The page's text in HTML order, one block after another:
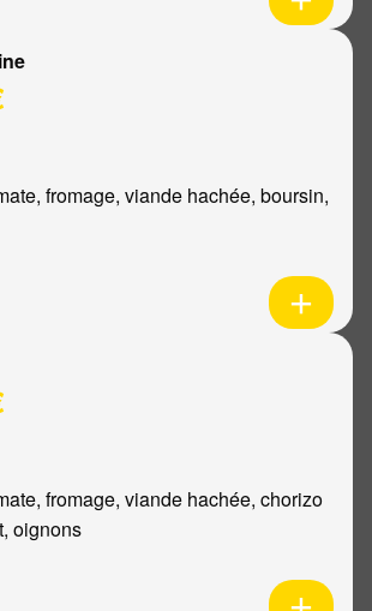
fromage, viande hachée, boursin,
fromage, viande hachée, chorizo
oignons